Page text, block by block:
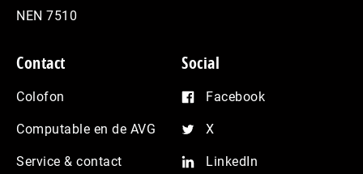
NEN 7510
Contact
Colofon
Computable en de AVG
Service & contact
Social
Facebook
X
LinkedIn